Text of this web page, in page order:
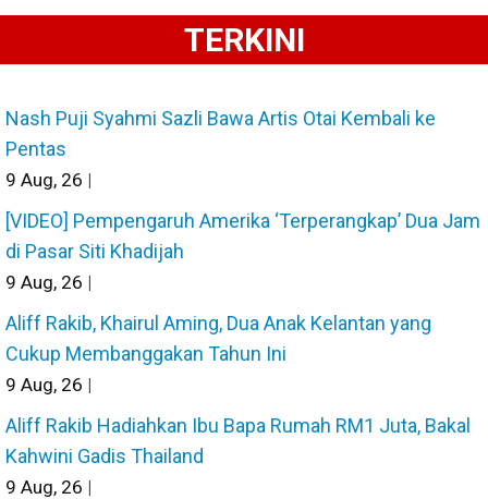
TERKINI
Nash Puji Syahmi Sazli Bawa Artis Otai Kembali ke
Pentas
9 Aug, 26 |
[VIDEO] Pempengaruh Amerika ‘Terperangkap’ Dua Jam
di Pasar Siti Khadijah
9 Aug, 26 |
Aliff Rakib, Khairul Aming, Dua Anak Kelantan yang
Cukup Membanggakan Tahun Ini
9 Aug, 26 |
Aliff Rakib Hadiahkan Ibu Bapa Rumah RM1 Juta, Bakal
Kahwini Gadis Thailand
9 Aug, 26 |